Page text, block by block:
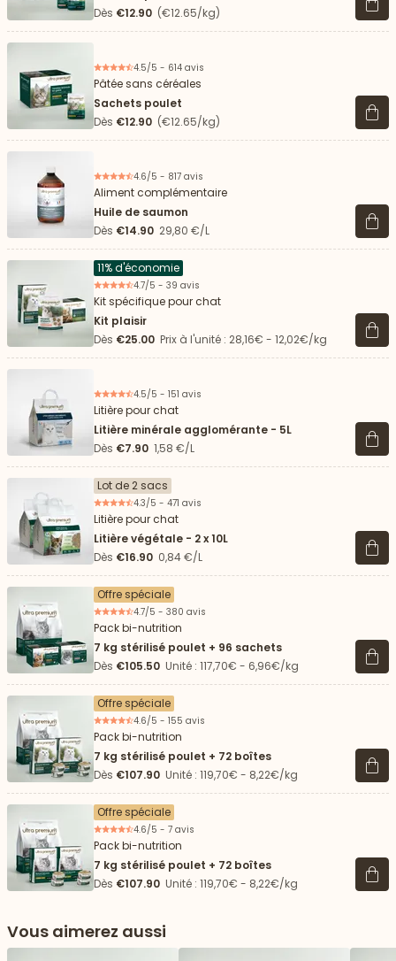
Dès €12.90 (€12.65/kg) Voir
4.5/5 - 614 avis
Pâtée sans céréales
Sachets poulet
Dès €12.90 (€12.65/kg) Voir
4.6/5 - 817 avis
Aliment complémentaire
Huile de saumon
Dès €14.90 29,80 €/L Voir
11% d'économie
4.7/5 - 39 avis
Kit spécifique pour chat
Kit plaisir
Dès €25.00 Prix à l'unité : 28,16€ - 12,02€/kg Voir
4.5/5 - 151 avis
Litière pour chat
Litière minérale agglomérante - 5L
Dès €7.90 1,58 €/L Voir
Lot de 2 sacs
4.3/5 - 471 avis
Litière pour chat
Litière végétale - 2 x 10L
Dès €16.90 0,84 €/L Voir
Offre spéciale
4.7/5 - 380 avis
Pack bi-nutrition
7 kg stérilisé poulet + 96 sachets
Dès €105.50 Unité : 117,70€ - 6,96€/kg Voir
Offre spéciale
4.6/5 - 155 avis
Pack bi-nutrition
7 kg stérilisé poulet + 72 boîtes
Dès €107.90 Unité : 119,70€ - 8,22€/kg Voir
Offre spéciale
4.6/5 - 7 avis
Pack bi-nutrition
7 kg stérilisé poulet + 72 boîtes
Dès €107.90 Unité : 119,70€ - 8,22€/kg Voir
Vous aimerez aussi